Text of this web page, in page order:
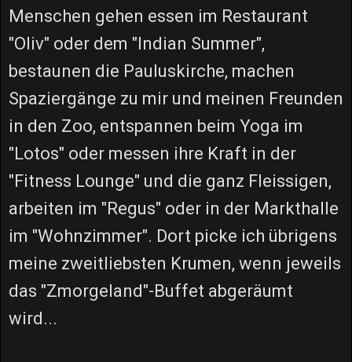
Menschen gehen essen im Restaurant
"Oliv" oder dem "Indian Summer",
bestaunen die Pauluskirche, machen
Spaziergänge zu mir und meinen Freunden
in den Zoo, entspannen beim Yoga im
"Lotos" oder messen ihre Kraft in der
"Fitness Lounge" und die ganz Fleissigen,
arbeiten im "Regus" oder in der Markthalle
im "Wohnzimmer". Dort picke ich übrigens
meine zweitliebsten Krumen, wenn jeweils
das "Zmorgeland"-Buffet abgeräumt
wird...